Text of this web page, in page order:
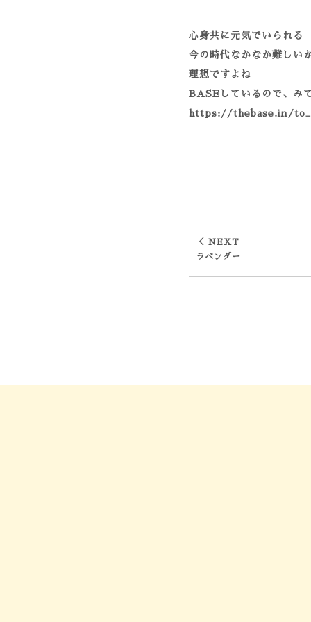
心身共に元気でいられる
今の時代なかなか難しい
理想ですよね
BASEしているので、み
https://thebase.in/
＜ NEXT
ラベンダー